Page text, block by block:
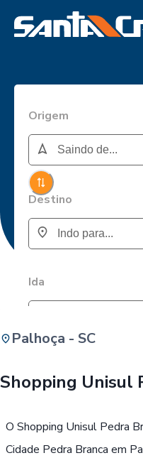
Origem
Destino
Ida
Palhoça - SC
Shopping Unisul
O Shopping Unisul Pedra
Cidade Pedra Branca em